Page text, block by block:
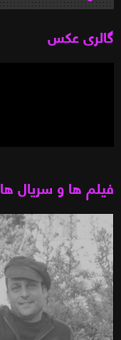
گالری عکس
فیلم ها و سریال ها